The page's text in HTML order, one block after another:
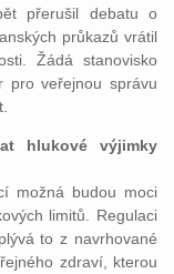
přerušil debatu o
průkazů vrátil
Žádá stanovisko
pro veřejnou správu
hlukové výjimky
možná budou moci
limitů. Regulaci
to z navrhované
zdraví, kterou